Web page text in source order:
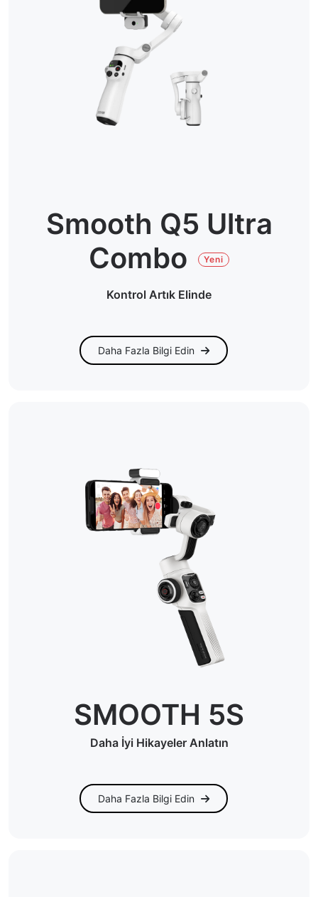
Smooth Q5 Ultra
Combo
Yeni
Kontrol Artık Elinde
Daha Fazla Bilgi Edin
SMOOTH 5S
Daha İyi Hikayeler Anlatın
Daha Fazla Bilgi Edin